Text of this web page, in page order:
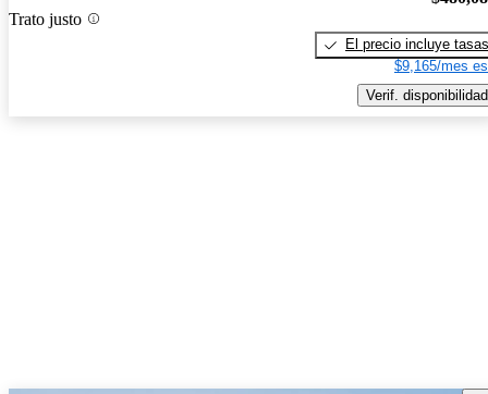
Trato justo
El precio incluye tasas
$9,165/mes
Verif. disponibilidad